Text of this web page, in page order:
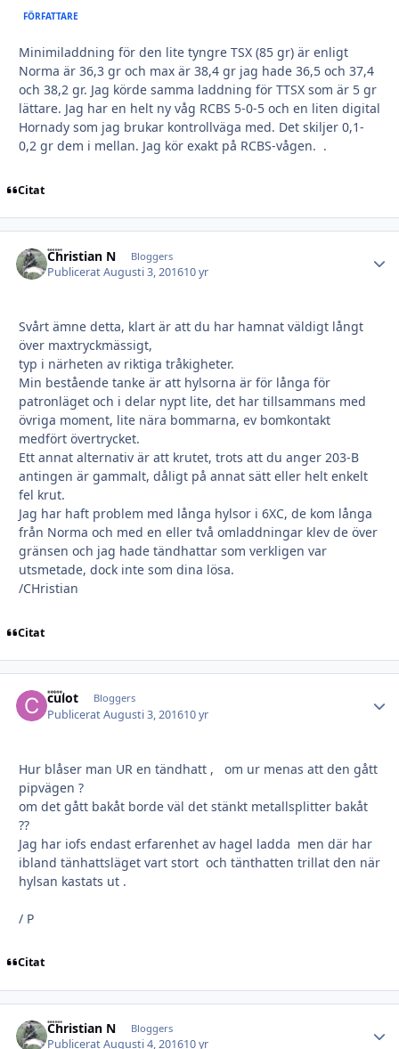
FÖRFATTARE
Minimiladdning för den lite tyngre TSX (85 gr) är enligt
Norma är 36,3 gr och max är 38,4 gr jag hade 36,5 och 37,4
och 38,2 gr. Jag körde samma laddning för TTSX som är 5 gr
lättare. Jag har en helt ny våg RCBS 5-0-5 och en liten digital
Hornady som jag brukar kontrollväga med. Det skiljer 0,1-
0,2 gr dem i mellan. Jag kör exakt på RCBS-vågen. .
Citat
Christian N Bloggers
PubliceratAugusti 3, 201610 yr
Svårt ämne detta, klart är att du har hamnat väldigt långt
över maxtryckmässigt,
typ i närheten av riktiga tråkigheter.
Min bestående tanke är att hylsorna är för långa för
patronläget och i delar nypt lite, det har tillsammans med
övriga moment, lite nära bommarna, ev bomkontakt
medfört övertrycket.
Ett annat alternativ är att krutet, trots att du anger 203-B
antingen är gammalt, dåligt på annat sätt eller helt enkelt
fel krut.
Jag har haft problem med långa hylsor i 6XC, de kom långa
från Norma och med en eller två omladdningar klev de över
gränsen och jag hade tändhattar som verkligen var
utsmetade, dock inte som dina lösa.
/CHristian
Citat
culot Bloggers
PubliceratAugusti 3, 201610 yr
Hur blåser man UR en tändhatt , om ur menas att den gått
pipvägen ?
om det gått bakåt borde väl det stänkt metallsplitter bakåt
??
Jag har iofs endast erfarenhet av hagel ladda men där har
ibland tänhattsläget vart stort och tänthatten trillat den när
hylsan kastats ut .
/ P
Citat
Christian N Bloggers
PubliceratAugusti 4, 201610 yr